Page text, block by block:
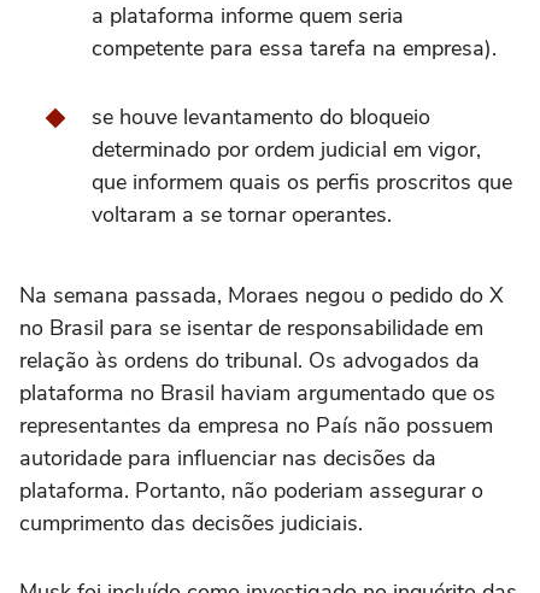
a plataforma informe quem seria
competente para essa tarefa na empresa).
se houve levantamento do bloqueio
determinado por ordem judicial em vigor,
que informem quais os perfis proscritos que
voltaram a se tornar operantes.
Na semana passada, Moraes negou o pedido do X
no Brasil para se isentar de responsabilidade em
relação às ordens do tribunal. Os advogados da
plataforma no Brasil haviam argumentado que os
representantes da empresa no País não possuem
autoridade para influenciar nas decisões da
plataforma. Portanto, não poderiam assegurar o
cumprimento das decisões judiciais.